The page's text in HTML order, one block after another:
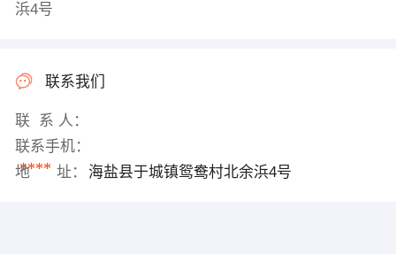
浜4号
联系我们
联 系 人：
联系手机：
****
地 址： 海盐县于城镇鸳鸯村北余浜4号